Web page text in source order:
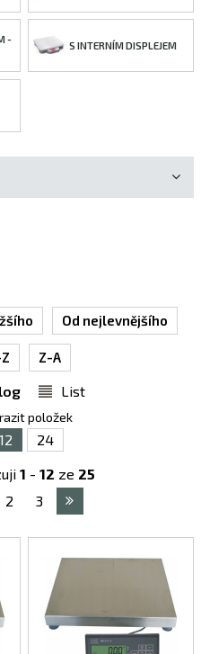
-
S INTERNÍM DISPLEJEM
Od nejlevnějšího
Z-A
List
položek
12
24
1 - 12 ze 25
2 3